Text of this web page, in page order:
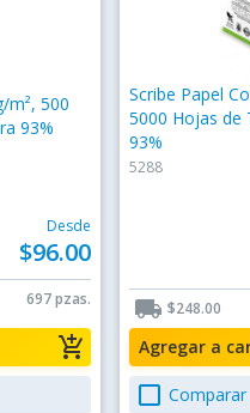
m², 500
93%
Desde
$96.00
697 pzas.
add_shopping_cart
Scribe Papel
5000 Hojas de
93%
5288
local_shipping $248.00
Agregar a
check_box_outline_blank Comparar